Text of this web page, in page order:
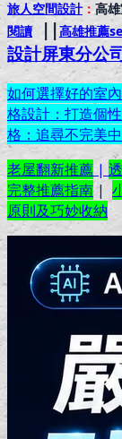
旅人空間設計：高
閱讀||高雄推薦
設計屏東分公
如何選擇好的室
格設計：打造個
格：追尋不完美
老屋翻新推薦|
完整推薦指南 |
原則及巧妙收納